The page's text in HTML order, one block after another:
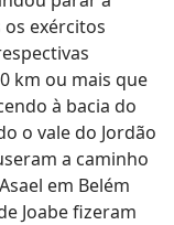
exércitos
km ou mais que
à bacia do
o vale do Jordão
a caminho
em Belém
Joabe fizeram